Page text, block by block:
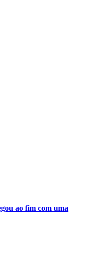
ao fim com uma